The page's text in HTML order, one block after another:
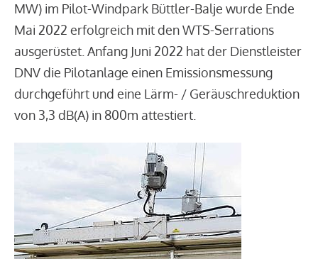
MW) im Pilot-Windpark Büttler-Balje wurde Ende
Mai 2022 erfolgreich mit den WTS-Serrations
ausgerüstet. Anfang Juni 2022 hat der Dienstleister
DNV die Pilotanlage einen Emissionsmessung
durchgeführt und eine Lärm- / Geräuschreduktion
von 3,3 dB(A) in 800m attestiert.